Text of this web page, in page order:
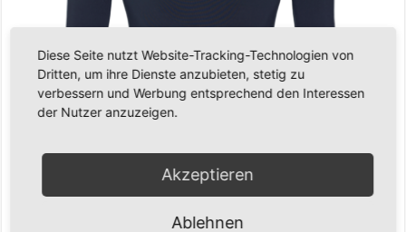
Diese Seite nutzt Website-Tracking-Technologien von
Dritten, um ihre Dienste anzubieten, stetig zu
verbessern und Werbung entsprechend den Interessen
der Nutzer anzuzeigen.
Akzeptieren
Ablehnen